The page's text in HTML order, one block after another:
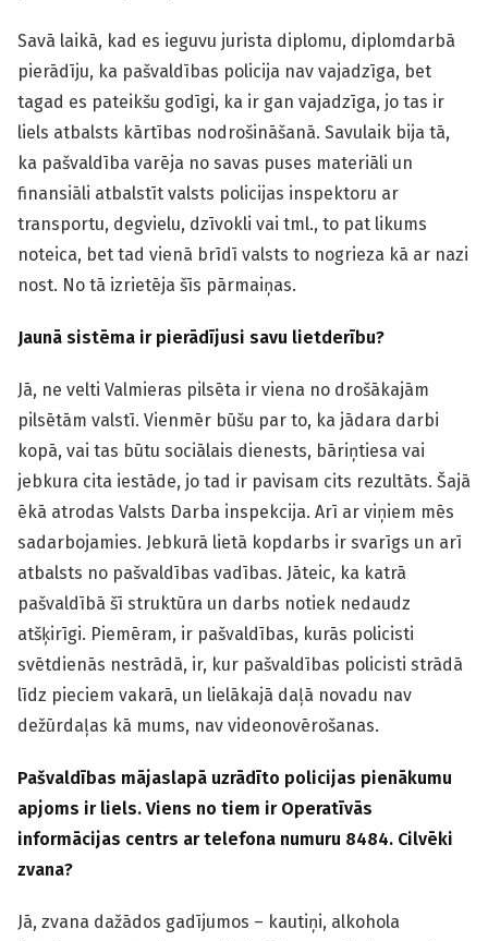
Savā laikā, kad es ieguvu jurista diplomu, diplomdarbā
pierādīju, ka pašvaldības policija nav vajadzīga, bet
tagad es pateikšu godīgi, ka ir gan vajadzīga, jo tas ir
liels atbalsts kārtības nodrošināšanā. Savulaik bija tā,
ka pašvaldība varēja no savas puses materiāli un
finansiāli atbalstīt valsts policijas inspektoru ar
transportu, degvielu, dzīvokli vai tml., to pat likums
noteica, bet tad vienā brīdī valsts to nogrieza kā ar nazi
nost. No tā izrietēja šīs pārmaiņas.
Jaunā sistēma ir pierādījusi savu lietderību?
Jā, ne velti Valmieras pilsēta ir viena no drošākajām
pilsētām valstī. Vienmēr būšu par to, ka jādara darbi
kopā, vai tas būtu sociālais dienests, bāriņtiesa vai
jebkura cita iestāde, jo tad ir pavisam cits rezultāts. Šajā
ēkā atrodas Valsts Darba inspekcija. Arī ar viņiem mēs
sadarbojamies. Jebkurā lietā kopdarbs ir svarīgs un arī
atbalsts no pašvaldības vadības. Jāteic, ka katrā
pašvaldībā šī struktūra un darbs notiek nedaudz
atšķirīgi. Piemēram, ir pašvaldības, kurās policisti
svētdienās nestrādā, ir, kur pašvaldības policisti strādā
līdz pieciem vakarā, un lielākajā daļā novadu nav
dežūrdaļas kā mums, nav videonovērošanas.
Pašvaldības mājaslapā uzrādīto policijas pienākumu
apjoms ir liels. Viens no tiem ir Operatīvās
informācijas centrs ar telefona numuru 8484. Cilvēki
zvana?
Jā, zvana dažādos gadījumos – kautiņi, alkohola